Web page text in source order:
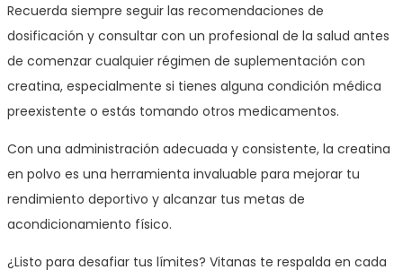
Recuerda siempre seguir las recomendaciones de
dosificación y consultar con un profesional de la salud antes
de comenzar cualquier régimen de suplementación con
creatina, especialmente si tienes alguna condición médica
preexistente o estás tomando otros medicamentos.
Con una administración adecuada y consistente, la creatina
en polvo es una herramienta invaluable para mejorar tu
rendimiento deportivo y alcanzar tus metas de
acondicionamiento físico.
¿Listo para desafiar tus límites? Vitanas te respalda en cada